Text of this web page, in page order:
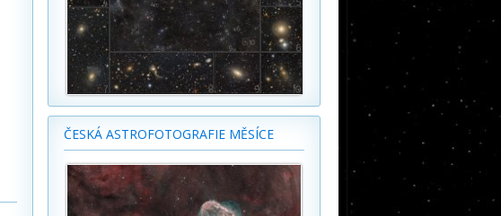
ČESKÁ ASTROFOTOGRAFIE MĚSÍCE